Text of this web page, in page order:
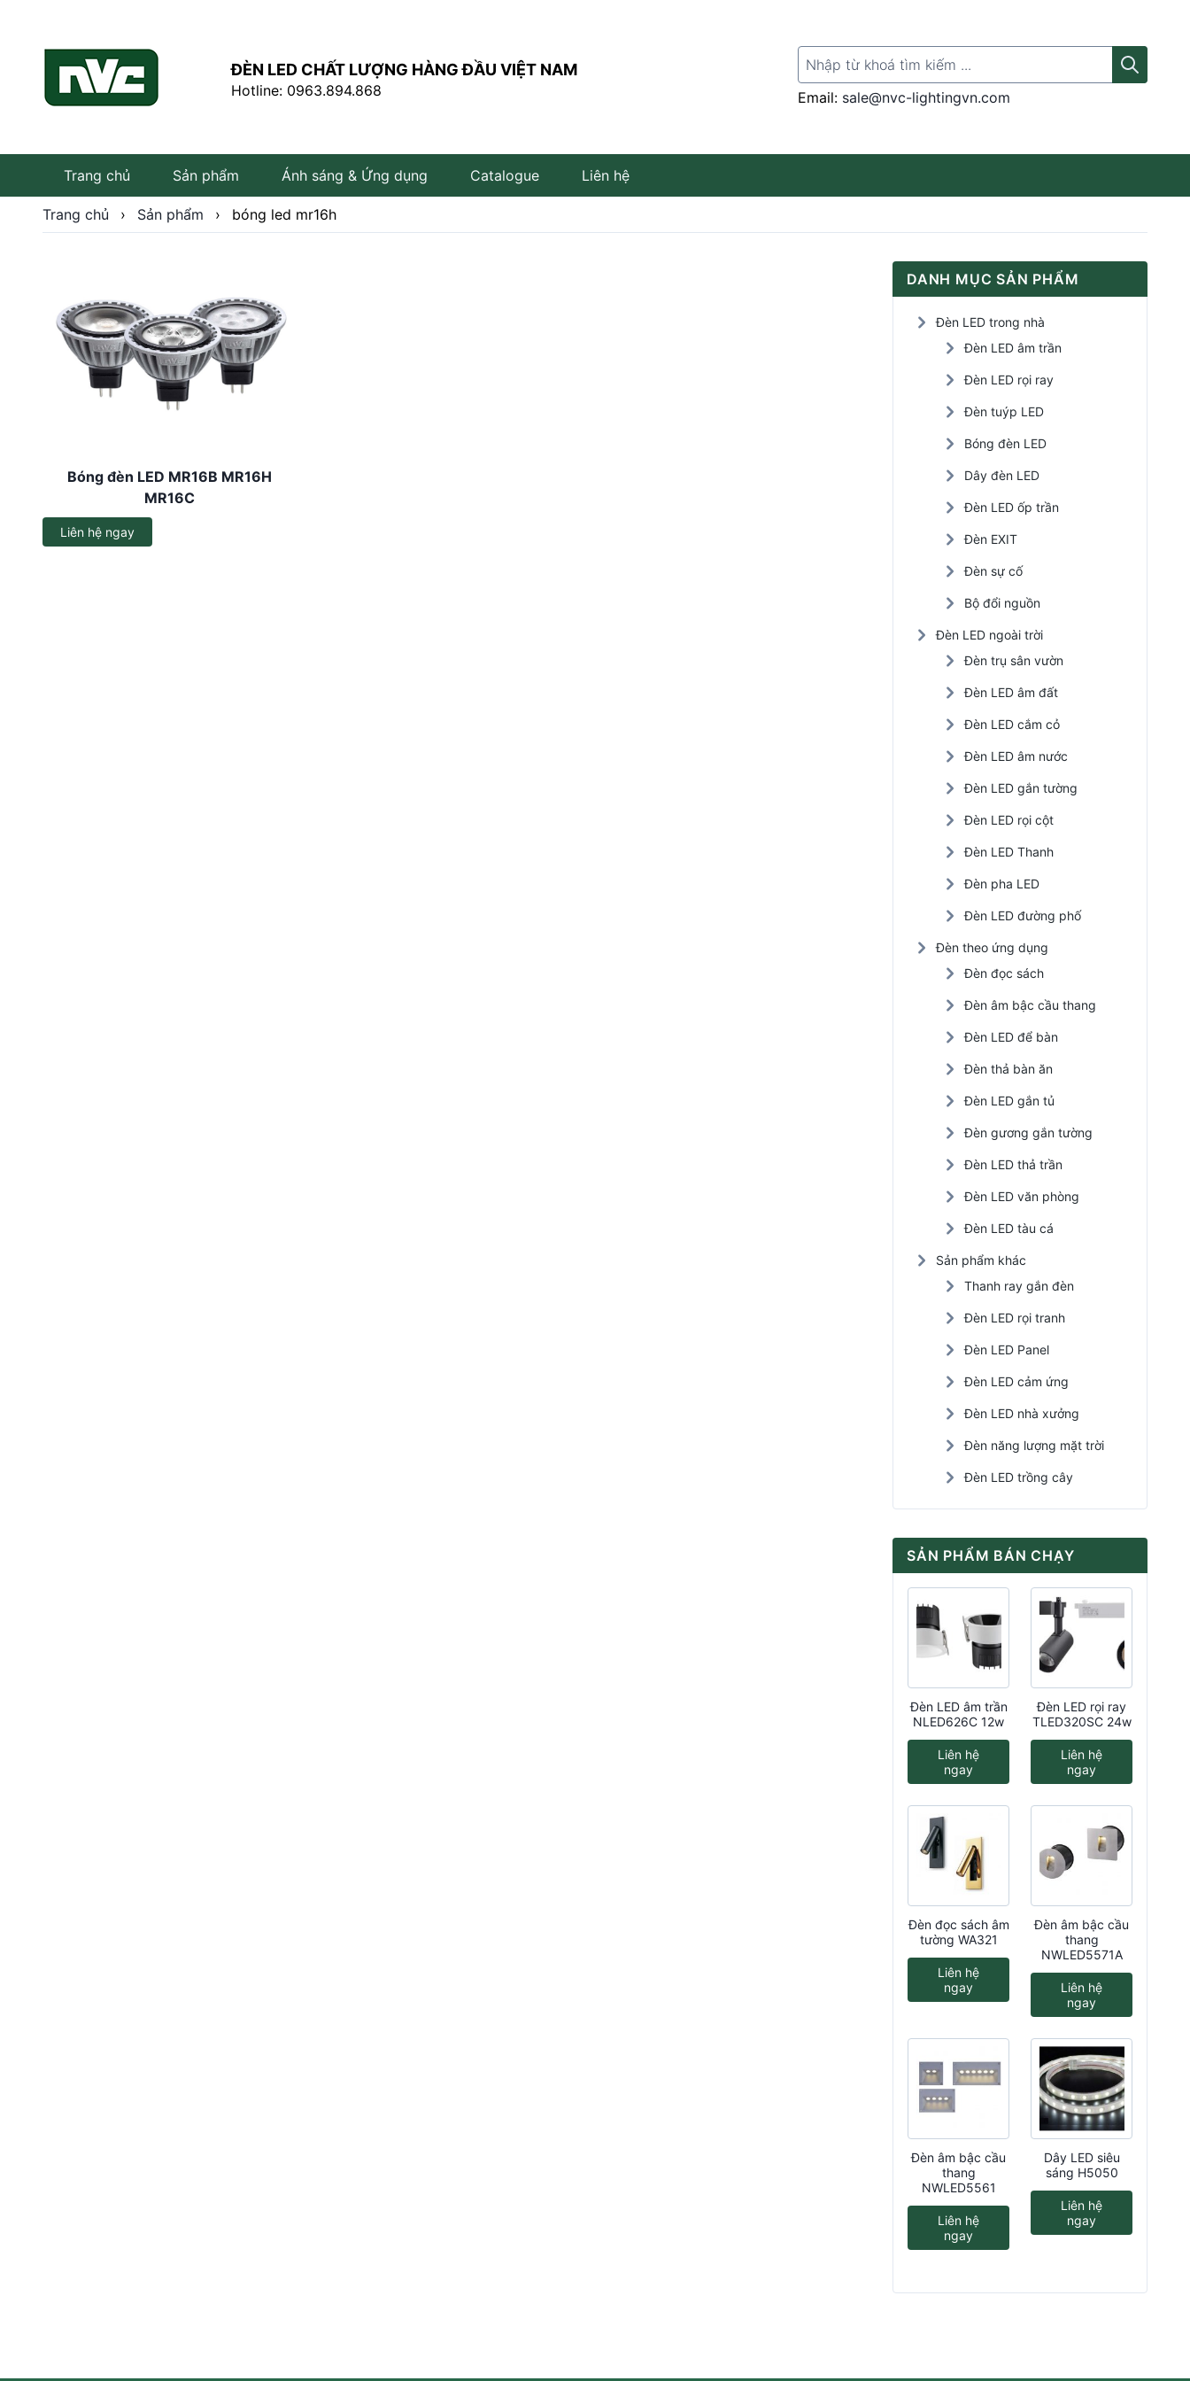
ĐÈN LED CHẤT LƯỢNG HÀNG ĐẦU VIỆT NAM
Hotline: 0963.894.868
Search for:
Email: sale@nvc-lightingvn.com
Trang chủ Sản phẩm
Đèn LED rọi ray
Đèn tuýp LED
Bóng đèn LED
Đèn EXIT
Thanh ray gắn đèn
Đèn LED rọi tranh
Đèn LED Panel
Đèn LED cảm ứng
Đèn LED nhà xưởng
Đèn năng lượng mặt trời
Ánh sáng & Ứng dụng Catalogue Liên hệ
Trang chủ › Sản phẩm › bóng led mr16h
Bóng đèn LED MR16B MR16H
MR16C
Liên hệ ngay
DANH MỤC SẢN PHẨM
Đèn LED trong nhà
Đèn LED âm trần
Đèn LED rọi ray
Đèn tuýp LED
Bóng đèn LED
Dây đèn LED
Đèn LED ốp trần
Đèn EXIT
Đèn sự cố
Bộ đổi nguồn
Đèn LED ngoài trời
Đèn trụ sân vườn
Đèn LED âm đất
Đèn LED cắm cỏ
Đèn LED âm nước
Đèn LED gắn tường
Đèn LED rọi cột
Đèn LED Thanh
Đèn pha LED
Đèn LED đường phố
Đèn theo ứng dụng
Đèn đọc sách
Đèn âm bậc cầu thang
Đèn LED để bàn
Đèn thả bàn ăn
Đèn LED gắn tủ
Đèn gương gắn tường
Đèn LED thả trần
Đèn LED văn phòng
Đèn LED tàu cá
Sản phẩm khác
Thanh ray gắn đèn
Đèn LED rọi tranh
Đèn LED Panel
Đèn LED cảm ứng
Đèn LED nhà xưởng
Đèn năng lượng mặt trời
Đèn LED trồng cây
SẢN PHẨM BÁN CHẠY
Đèn LED âm trần
NLED626C 12w
Liên hệ
ngay
Đèn LED rọi ray
TLED320SC 24w
Liên hệ
ngay
Đèn đọc sách âm
tường WA321
Liên hệ
ngay
Đèn âm bậc cầu
thang
NWLED5571A
Liên hệ
ngay
Đèn âm bậc cầu
thang
NWLED5561
Liên hệ
ngay
Dây LED siêu
sáng H5050
Liên hệ
ngay